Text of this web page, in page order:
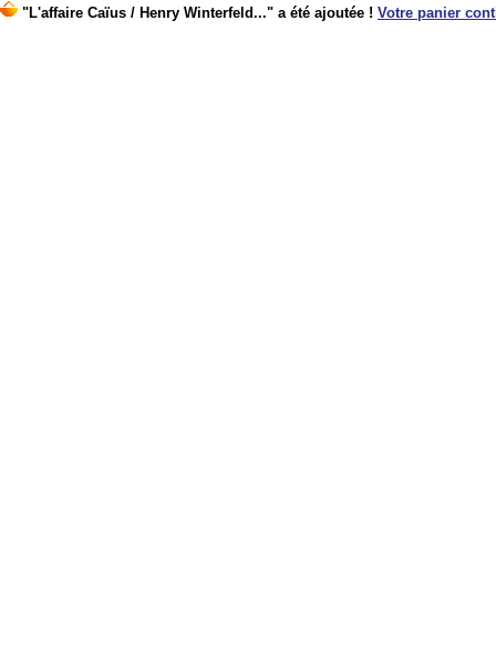
"L'affaire Caïus / Henry Winterfeld..." a été ajoutée ! Votre panier